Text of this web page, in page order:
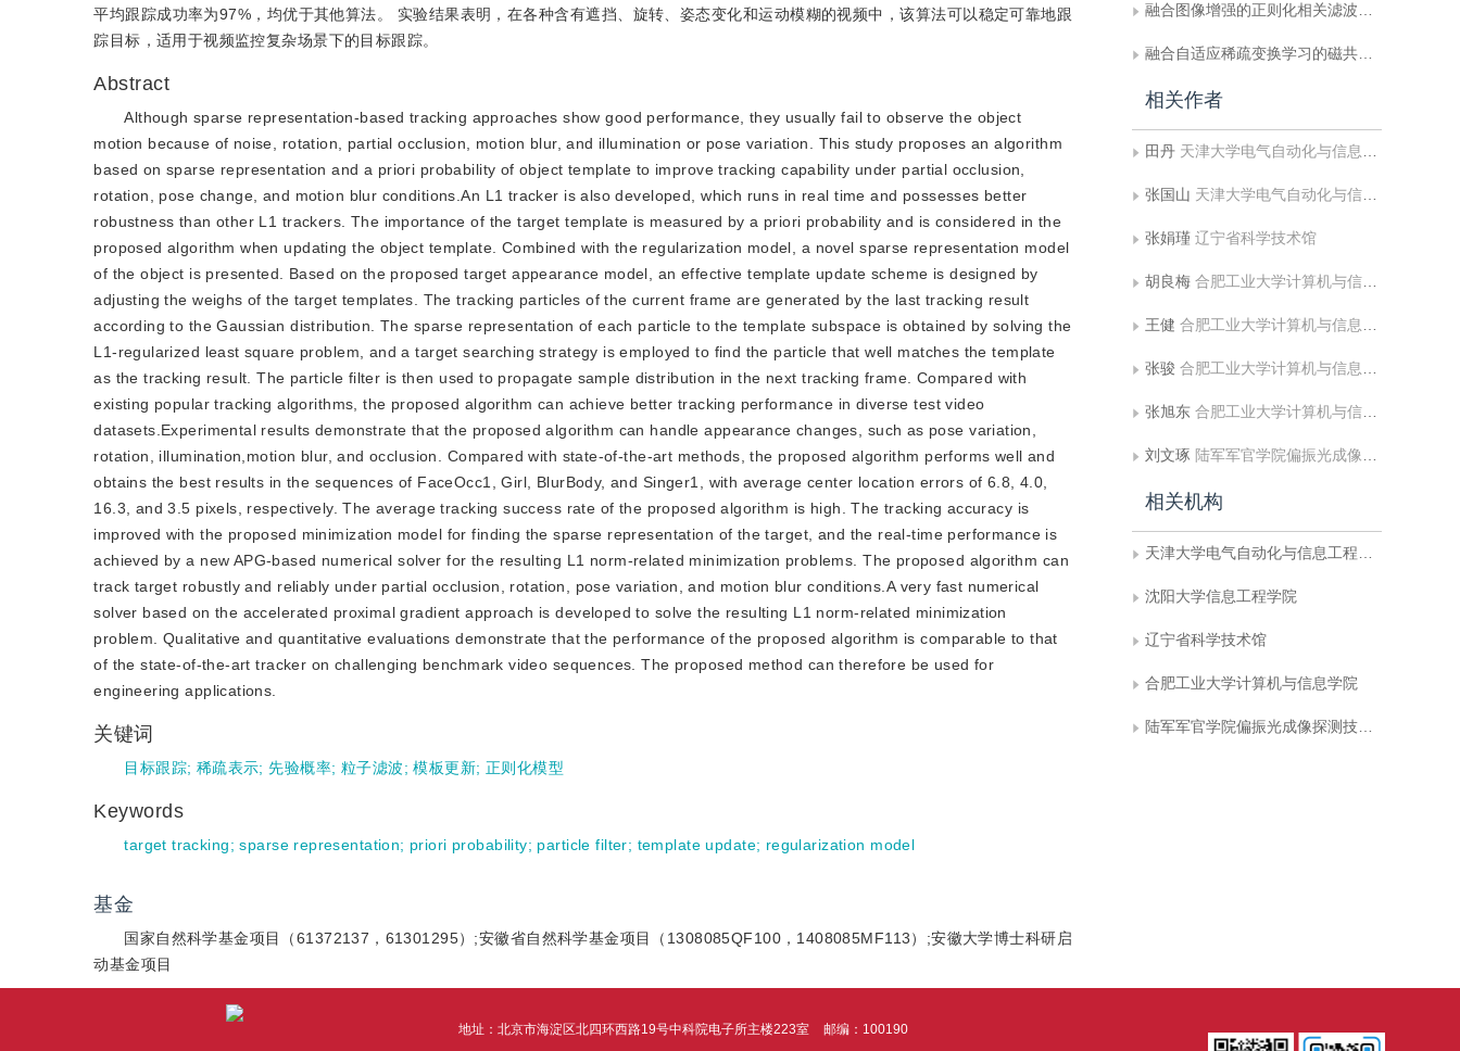
平均跟踪成功率为97%，均优于其他算法。 实验结果表明，在各种含有遮挡、旋转、姿态变化和运动模糊的视频中，该算法可以稳定可靠地跟
踪目标，适用于视频监控复杂场景下的目标跟踪。
Abstract
Although sparse representation-based tracking approaches show good performance, they usually fail to observe the object
motion because of noise, rotation, partial occlusion, motion blur, and illumination or pose variation. This study proposes an algorithm
based on sparse representation and a priori probability of object template to improve tracking capability under partial occlusion,
rotation, pose change, and motion blur conditions.An L1 tracker is also developed, which runs in real time and possesses better
robustness than other L1 trackers. The importance of the target template is measured by a priori probability and is considered in the
proposed algorithm when updating the object template. Combined with the regularization model, a novel sparse representation model
of the object is presented. Based on the proposed target appearance model, an effective template update scheme is designed by
adjusting the weighs of the target templates. The tracking particles of the current frame are generated by the last tracking result
according to the Gaussian distribution. The sparse representation of each particle to the template subspace is obtained by solving the
L1-regularized least square problem, and a target searching strategy is employed to find the particle that well matches the template
as the tracking result. The particle filter is then used to propagate sample distribution in the next tracking frame. Compared with
existing popular tracking algorithms, the proposed algorithm can achieve better tracking performance in diverse test video
datasets.Experimental results demonstrate that the proposed algorithm can handle appearance changes, such as pose variation,
rotation, illumination,motion blur, and occlusion. Compared with state-of-the-art methods, the proposed algorithm performs well and
obtains the best results in the sequences of FaceOcc1, Girl, BlurBody, and Singer1, with average center location errors of 6.8, 4.0,
16.3, and 3.5 pixels, respectively. The average tracking success rate of the proposed algorithm is high. The tracking accuracy is
improved with the proposed minimization model for finding the sparse representation of the target, and the real-time performance is
achieved by a new APG-based numerical solver for the resulting L1 norm-related minimization problems. The proposed algorithm can
track target robustly and reliably under partial occlusion, rotation, pose variation, and motion blur conditions.A very fast numerical
solver based on the accelerated proximal gradient approach is developed to solve the resulting L1 norm-related minimization
problem. Qualitative and quantitative evaluations demonstrate that the performance of the proposed algorithm is comparable to that
of the state-of-the-art tracker on challenging benchmark video sequences. The proposed method can therefore be used for
engineering applications.
关键词
目标跟踪; 稀疏表示;先验概率; 粒子滤波;模板更新; 正则化模型
Keywords
target tracking;sparse representation; priori probability; particle filter; template update; regularization model
基金
国家自然科学基金项目（61372137，61301295）;安徽省自然科学基金项目（1308085QF100，1408085MF113）;安徽大学博士科研启
动基金项目
融合图像增强的正则化相关滤波无人机目标跟踪
融合自适应稀疏变换学习的磁共振指纹重建方法
相关作者
田丹 天津大学电气自动化与信息工程学院;沈阳大学信息工程学院
张国山 天津大学电气自动化与信息工程学院
张娟瑾 辽宁省科学技术馆
胡良梅 合肥工业大学计算机与信息学院
王健 合肥工业大学计算机与信息学院
张骏 合肥工业大学计算机与信息学院
张旭东 合肥工业大学计算机与信息学院
刘文琢 陆军军官学院偏振光成像探测技术安徽省重点实验室
相关机构
天津大学电气自动化与信息工程学院
沈阳大学信息工程学院
辽宁省科学技术馆
合肥工业大学计算机与信息学院
陆军军官学院偏振光成像探测技术安徽省重点实验室
地址：北京市海淀区北四环西路19号中科院电子所主楼223室
邮编：100190